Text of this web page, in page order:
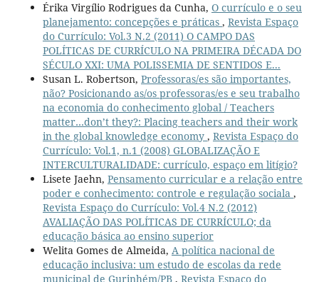
Érika Virgílio Rodrigues da Cunha, O currículo e o seu
planejamento: concepções e práticas , Revista Espaço
do Currículo: Vol.3 N.2 (2011) O CAMPO DAS
POLÍTICAS DE CURRÍCULO NA PRIMEIRA DÉCADA DO
SÉCULO XXI: UMA POLISSEMIA DE SENTIDOS E...
Susan L. Robertson, Professoras/es são importantes,
não? Posicionando as/os professoras/es e seu trabalho
na economia do conhecimento global / Teachers
matter…don’t they?: Placing teachers and their work
in the global knowledge economy , Revista Espaço do
Currículo: Vol.1, n.1 (2008) GLOBALIZAÇÃO E
INTERCULTURALIDADE: currículo, espaço em litígio?
Lisete Jaehn, Pensamento curricular e a relação entre
poder e conhecimento: controle e regulação sociala ,
Revista Espaço do Currículo: Vol.4 N.2 (2012)
AVALIAÇÃO DAS POLÍTICAS DE CURRÍCULO; da
educação básica ao ensino superior
Welita Gomes de Almeida, A política nacional de
educação inclusiva: um estudo de escolas da rede
municipal de Gurinhém/PB , Revista Espaço do